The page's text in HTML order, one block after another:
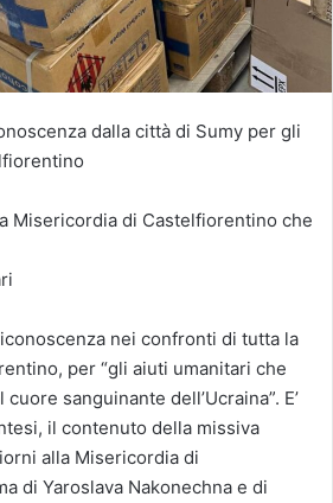
dalla città di Sumy per gli
Misericordia di Castelfiorentino che
nei confronti di tutta la
per “gli aiuti umanitari che
sanguinante dell’Ucraina”. E’
il contenuto della missiva
alla Misericordia di
di Yaroslava Nakonechna e di